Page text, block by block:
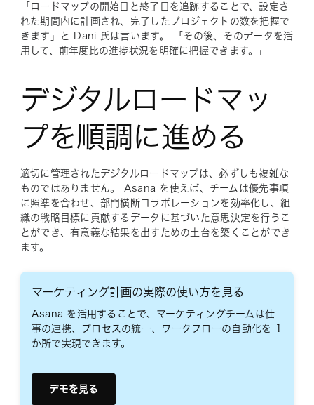
「ロードマップの開始日と終了日を追跡することで、設定さ
れた期間内に計画され、完了したプロジェクトの数を把握で
きます」と Dani 氏は言います。 「その後、そのデータを活
用して、前年度比の進捗状況を明確に把握できます。」
デジタルロードマッ
プを順調に進める
適切に管理されたデジタルロードマップは、必ずしも複雑な
ものではありません。 Asana を使えば、チームは優先事項
に照準を合わせ、部門横断コラボレーションを効率化し、組
織の戦略目標に貢献するデータに基づいた意思決定を行うこ
とができ、有意義な結果を出すための土台を築くことができ
ます。
マーケティング計画の実際の使い方を見る
Asana を活用することで、マーケティングチームは仕
事の連携、プロセスの統一、ワークフローの自動化を 1
か所で実現できます。
デモを見る